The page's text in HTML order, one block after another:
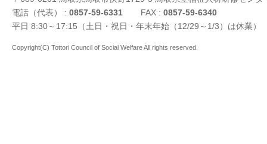
電話（代表） : 0857-59-6331 FAX : 0857-59-6340
平日 8:30～17:15（土日・祝日・年末年始（12/29～1/3）は休業）
Copyright(C) Tottori Council of Social Welfare All rights reserved.